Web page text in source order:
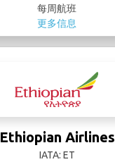
每周航班
更多信息
Ethiopian Airlines
IATA: ET